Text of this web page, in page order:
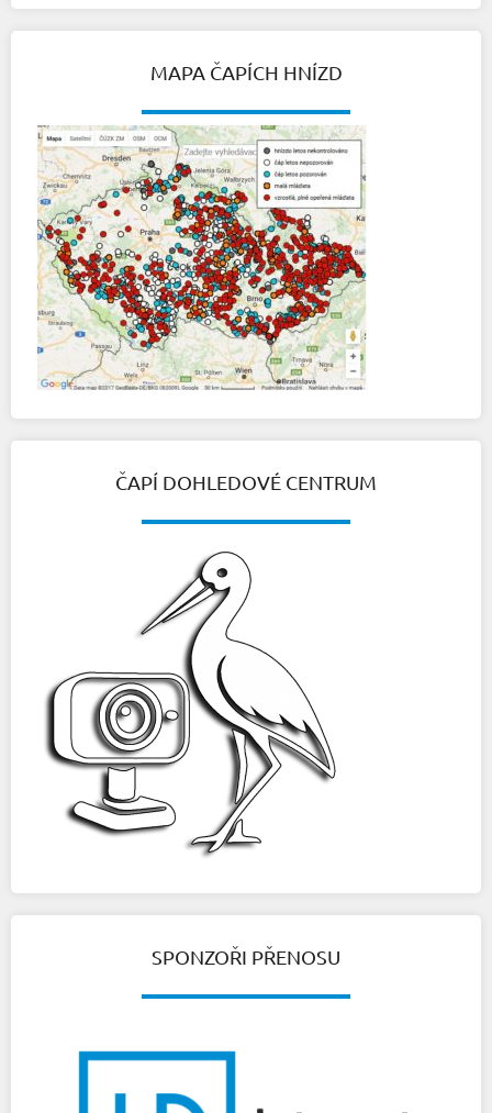
MAPA ČAPÍCH HNÍZD
ČAPÍ DOHLEDOVÉ CENTRUM
SPONZOŘI PŘENOSU